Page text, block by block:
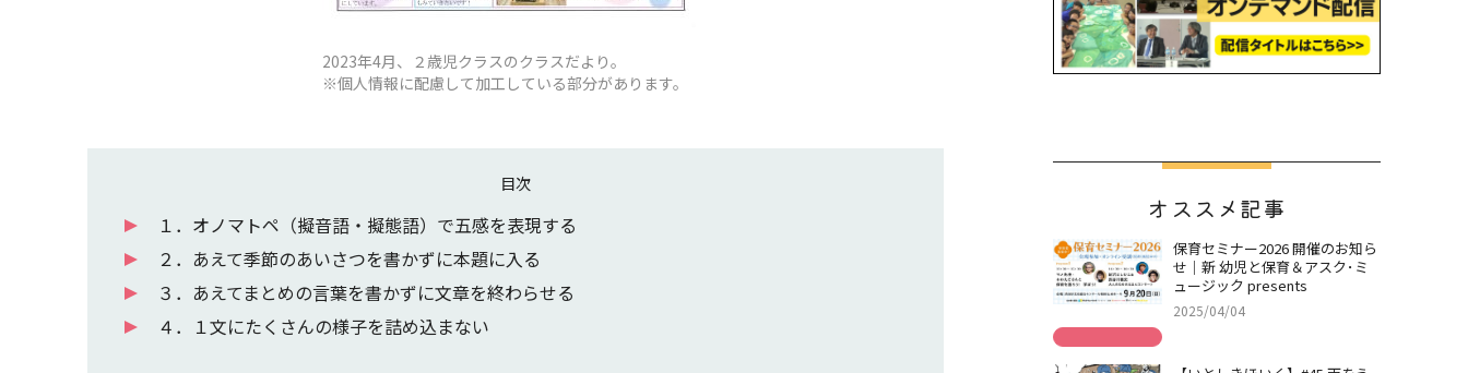
2023年4月、２歳児クラスのクラスだより。
※個人情報に配慮して加工している部分があります。
目次
１．オノマトペ（擬音語・擬態語）で五感を表現する
２．あえて季節のあいさつを書かずに本題に入る
３．あえてまとめの言葉を書かずに文章を終わらせる
４．１文にたくさんの様子を詰め込まない
オススメ記事
保育セミナー2026 開催のお知ら
せ｜新 幼児と保育＆アスク･ミ
ュージック presents
2025/04/04